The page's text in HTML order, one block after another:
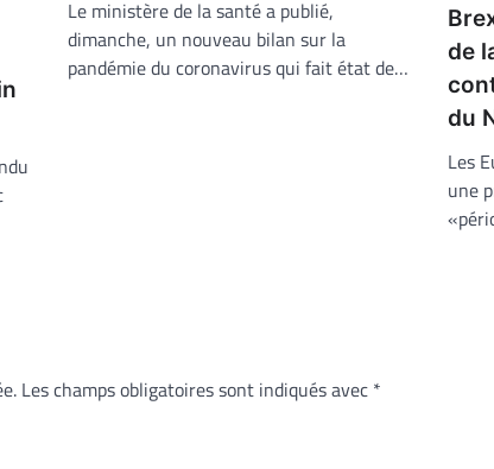
Le ministère de la santé a publié,
dimanche, un nouveau bilan sur la
pandémie du coronavirus qui fait état de…
de
du
Les
une
Les champs obligatoires sont indiqués avec *